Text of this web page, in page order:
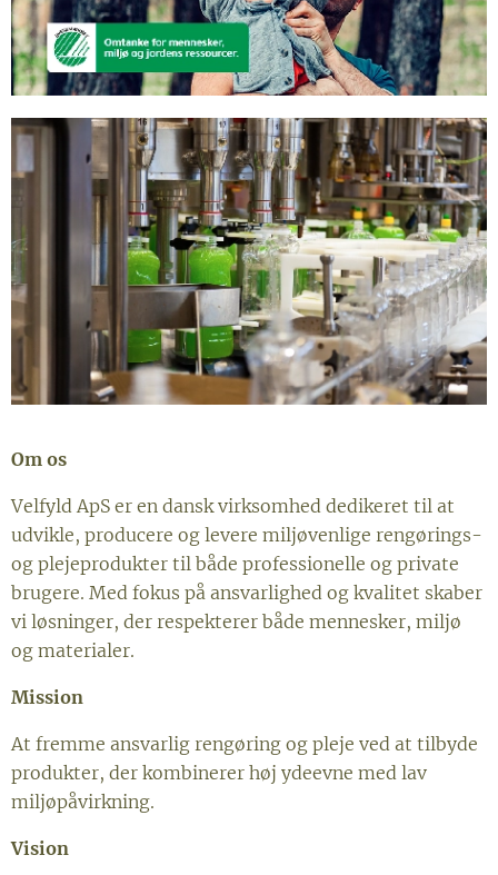
Om os
Velfyld ApS er en dansk virksomhed dedikeret til at
udvikle, producere og levere miljøvenlige rengørings-
og plejeprodukter til både professionelle og private
brugere. Med fokus på ansvarlighed og kvalitet skaber
vi løsninger, der respekterer både mennesker, miljø
og materialer.
Mission
At fremme ansvarlig rengøring og pleje ved at tilbyde
produkter, der kombinerer høj ydeevne med lav
miljøpåvirkning.
Vision